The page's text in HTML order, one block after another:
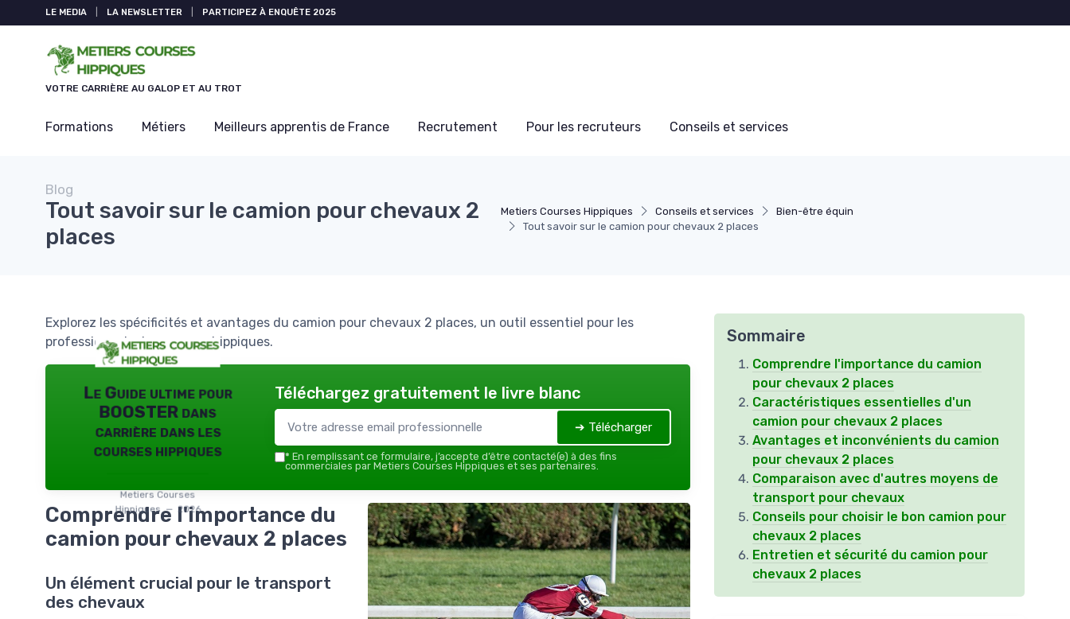
LE MEDIA LA NEWSLETTER PARTICIPEZ À ENQUÊTE 2025
VOTRE CARRIÈRE AU GALOP ET AU TROT
Formations Métiers Meilleurs apprentis de France Recrutement Pour les recruteurs Conseils et services
Metiers Courses Hippiques Conseils et services
Bien-être équin
Tout savoir sur le camion pour chevaux 2 places
Blog
Tout savoir sur le camion pour chevaux 2
places
Explorez les spécificités et avantages du camion pour chevaux 2 places, un outil essentiel pour les
professionnels des courses hippiques.
Le Guide ultime pour
BOOSTER dans
carrière dans les
courses hippiques
Metiers Courses
Hippiques — 2026
Téléchargez gratuitement le livre blanc
➔ Télécharger
* En remplissant ce formulaire, j’accepte d’être contacté(e) à des fins
commerciales par Metiers Courses Hippiques et ses partenaires.
Comprendre l'importance du
camion pour chevaux 2 places
Un élément crucial pour le transport
des chevaux
Sommaire
Comprendre l'importance du camion
pour chevaux 2 places
Caractéristiques essentielles d'un
camion pour chevaux 2 places
Avantages et inconvénients du camion
pour chevaux 2 places
Comparaison avec d'autres moyens de
transport pour chevaux
Conseils pour choisir le bon camion pour
chevaux 2 places
Entretien et sécurité du camion pour
chevaux 2 places
Panneau de gestion des cookies